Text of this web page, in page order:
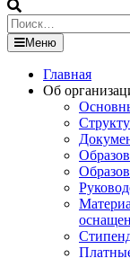
Найти:
Меню
Главная
Об